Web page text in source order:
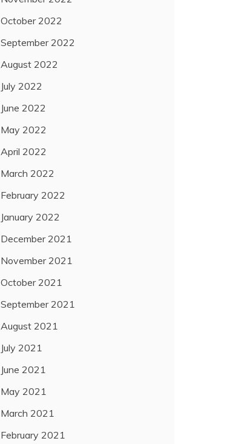
October 2022
September 2022
August 2022
July 2022
June 2022
May 2022
April 2022
March 2022
February 2022
January 2022
December 2021
November 2021
October 2021
September 2021
August 2021
July 2021
June 2021
May 2021
March 2021
February 2021